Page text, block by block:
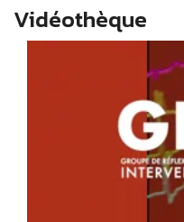
Vidéothèque